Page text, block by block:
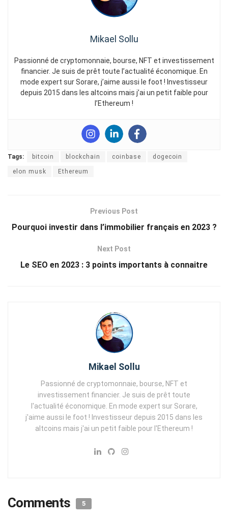
Mikael Sollu
Passionné de cryptomonnaie, bourse, NFT et investissement
financier. Je suis de prêt toute l’actualité économique. En
mode expert sur Sorare, j’aime aussi le foot ! Investisseur
depuis 2015 dans les altcoins mais j’ai un petit faible pour
l’Ethereum !
Tags: bitcoin blockchain coinbase dogecoin
elon musk Ethereum
Previous Post
Pourquoi investir dans l’immobilier français en 2023 ?
Next Post
Le SEO en 2023 : 3 points importants à connaitre
Mikael Sollu
Passionné de cryptomonnaie, bourse, NFT et
investissement financier. Je suis de prêt toute
l'actualité économique. En mode expert sur Sorare,
j'aime aussi le foot ! Investisseur depuis 2015 dans les
altcoins mais j'ai un petit faible pour l'Ethereum !
Comments 5